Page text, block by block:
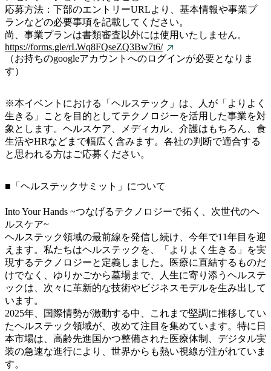
応募方法：下部のエントリーURLより、基本情報や事業プ
ランなどの必要事項を記載してください。
尚、事業プランは書類審査以外には使用いたしません。
https://forms.gle/rLWq8FQseZQ3Bw7t6/
（お持ちのgoogleアカウントへのログインが必要となりま
す）
※本イベントにおける「ヘルステック」は、人が「よりよく
生きる」ことを目的としてテクノロジーを活用した事業を対
象とします。ヘルスケア、メディカル、介護はもちろん、食
生活やHRなどまで幅広く含みます。各社の判断で適合する
と思われる方はご応募ください。
■「ヘルステックサミット」について
Into Your Hands ~つなげるテクノロジーで拓く、次世代のヘ
ルスケア~
ヘルステック領域の最前線を発信し続け、今年で11年目を迎
えます。私たちはヘルステックを、「よりよく生きる」を実
現するテクノロジーと定義しました。医療に直結するものだ
けでなく、ゆりかごから墓場まで、人生に寄り添うヘルステ
ックは、次々に革新的な技術やビジネスモデルを生み出して
います。
2025年、国際情勢が激動する中、これまで堅調に推移してい
たヘルステック領域が、改めて注目を集めています。特に日
本市場は、高齢先進国かつ整備された医療体制、デジタル実
装の急速な進行により、世界からも熱い視線が注がれていま
す。